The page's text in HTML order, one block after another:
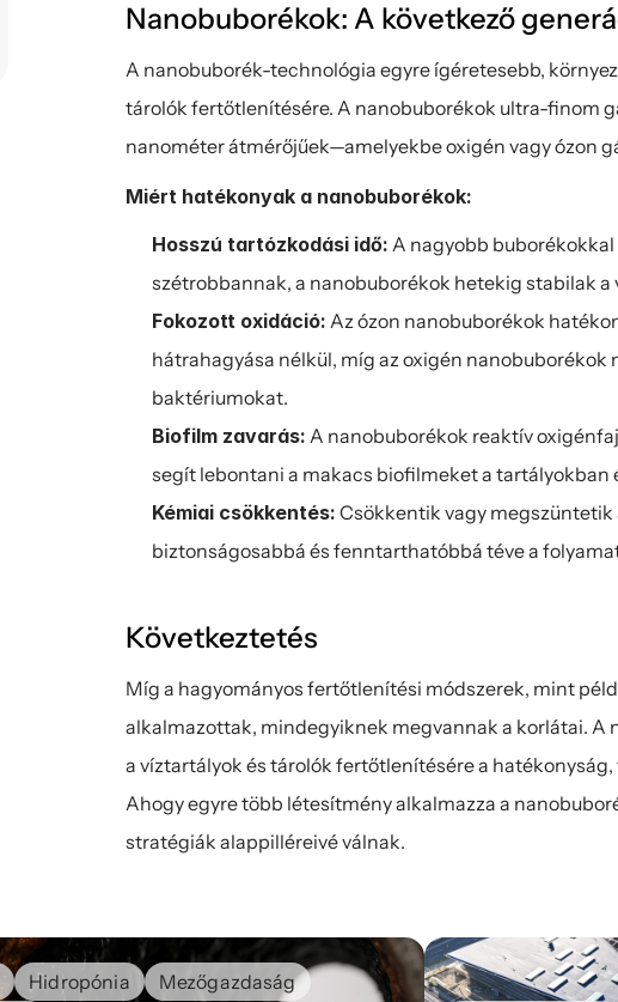
Nanobuborékok: A következő
A nanobuborék-technológia egyre ígéretesebb,
tárolók fertőtlenítésére. A nanobuborékok ultra-finom
nanométer átmérőjűek—amelyekbe oxigén vagy ózon
Miért hatékonyak a nanobuborékok:
Hosszú tartózkodási idő: A nagyobb
szétrobbannak, a nanobuborékok hetekig stabilak a
Fokozott oxidáció: Az ózon nanobuborékok
hátrahagyása nélkül, míg az oxigén
baktériumokat.
Biofilm zavarás: A nanobuborékok reaktív
segít lebontani a makacs biofilmeket a tartályokban
Kémiai csökkentés: Csökkentik vagy megszüntetik
biztonságosabbá és fenntarthatóbbá téve a
Következtetés
Míg a hagyományos fertőtlenítési módszerek, mint
alkalmazottak, mindegyiknek megvannak a korlátai.
a víztartályok és tárolók fertőtlenítésére a
Ahogy egyre több létesítmény alkalmazza a
stratégiák alappilléreivé válnak.
Hidropónia
Mezőgazdaság